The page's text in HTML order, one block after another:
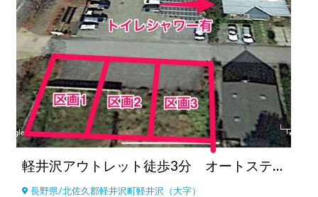
軽井沢アウトレット徒歩3分 オートステーション(現在休止中)
長野県/北佐久郡軽井沢町軽井沢（大字）